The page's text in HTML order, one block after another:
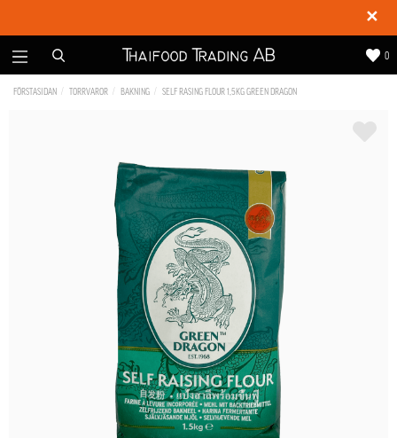
✕
0
FÖRSTASIDAN TORRVAROR BAKNING SELF RASING FLOUR 1,5KG GREEN DRAGON